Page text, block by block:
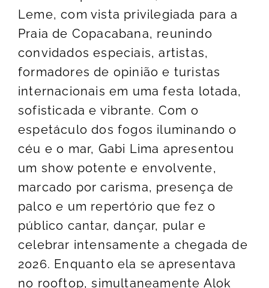
Leme, com vista privilegiada para a
Praia de Copacabana, reunindo
convidados especiais, artistas,
formadores de opinião e turistas
internacionais em uma festa lotada,
sofisticada e vibrante. Com o
espetáculo dos fogos iluminando o
céu e o mar, Gabi Lima apresentou
um show potente e envolvente,
marcado por carisma, presença de
palco e um repertório que fez o
público cantar, dançar, pular e
celebrar intensamente a chegada de
2026. Enquanto ela se apresentava
no rooftop, simultaneamente Alok